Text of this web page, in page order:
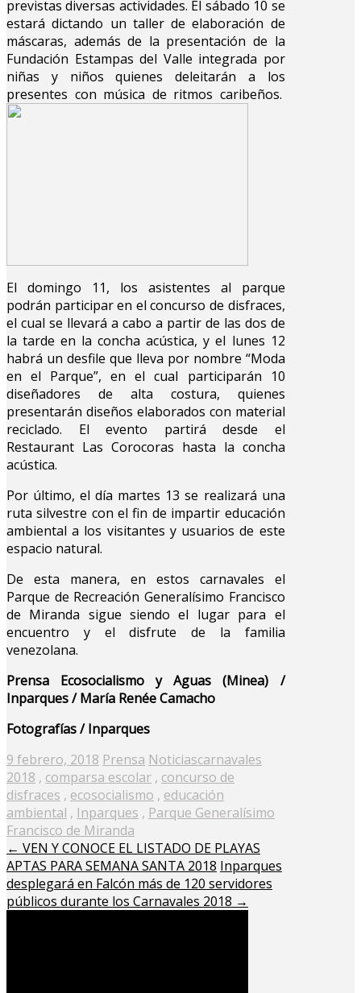
previstas diversas actividades. El sábado 10 se
estará dictando un taller de elaboración de
máscaras, además de la presentación de la
Fundación Estampas del Valle integrada por
niñas y niños quienes deleitarán a los
presentes con música de ritmos caribeños.
El domingo 11, los asistentes al parque
podrán participar en el concurso de disfraces,
el cual se llevará a cabo a partir de las dos de
la tarde en la concha acústica, y el lunes 12
habrá un desfile que lleva por nombre “Moda
en el Parque”, en el cual participarán 10
diseñadores de alta costura, quienes
presentarán diseños elaborados con material
reciclado. El evento partirá desde el
Restaurant Las Corocoras hasta la concha
acústica.
Por último, el día martes 13 se realizará una
ruta silvestre con el fin de impartir educación
ambiental a los visitantes y usuarios de este
espacio natural.
De esta manera, en estos carnavales el
Parque de Recreación Generalísimo Francisco
de Miranda sigue siendo el lugar para el
encuentro y el disfrute de la familia
venezolana.
Prensa Ecosocialismo y Aguas (Minea) /
Inparques / María Renée Camacho
Fotografías / Inparques
Posted
on
9 febrero, 2018 Prensa Noticiascarnavales
2018 , comparsa escolar , concurso de
disfraces , ecosocialismo , educación
ambiental , Inparques , Parque Generalísimo
Francisco de Miranda
← VEN Y CONOCE EL LISTADO DE PLAYAS
APTAS PARA SEMANA SANTA 2018 Inparques
desplegará en Falcón más de 120 servidores
públicos durante los Carnavales 2018 →